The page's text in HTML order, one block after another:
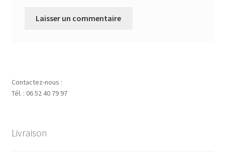
Contactez-nous :
Tél. : 06 52 40 79 97
Livraison